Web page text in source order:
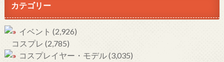
カテゴリー
イベント (2,926)
コスプレ (2,785)
コスプレイヤー・モデル(3,035)